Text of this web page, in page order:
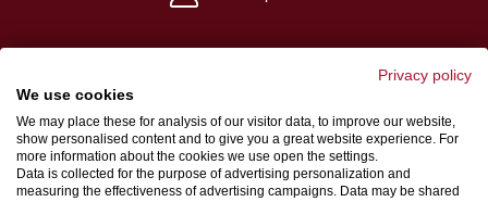
Impressum
Algemene verkoop- en levervoorwaarden
Gegevensbeschermingsbepalingen
Privacy policy
We use cookies
We may place these for analysis of our visitor data, to improve our website,
show personalised content and to give you a great website experience. For
more information about the cookies we use open the settings.
Data is collected for the purpose of advertising personalization and
measuring the effectiveness of advertising campaigns. Data may be shared